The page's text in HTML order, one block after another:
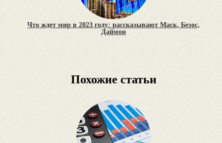
Что ждет мир в 2023 году: рассказывают Маск, Безос,
Даймон
Похожие статьи